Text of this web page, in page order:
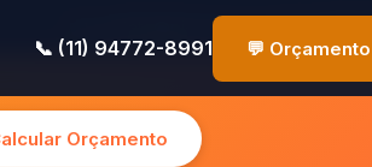
✉️ contato@pinturasp.com.br 📞 (11)
📞 (11) 94772-8991 💬
Orçamento